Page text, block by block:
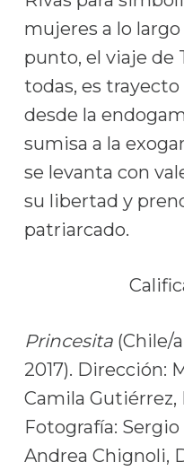
mujeres a lo
punto, el viaje de
todas, es
desde la
sumisa a la
se levanta con
su libertad y
patriarcado.
Princesita (Chile/
2017). Dirección:
Camila Gutiérrez,
Fotografía:
Andrea Chignoli,